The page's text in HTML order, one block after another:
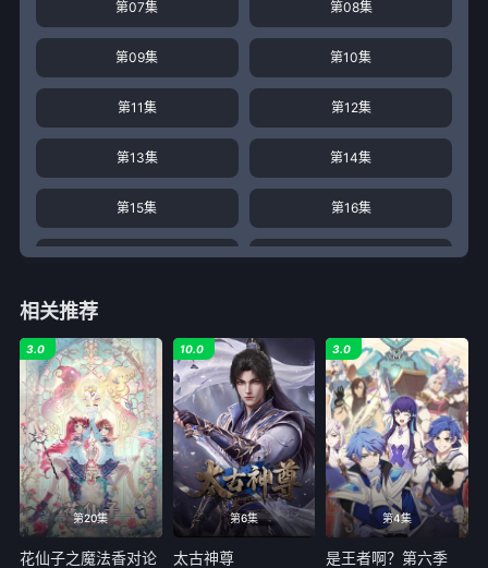
第07集 第08集
第09集 第10集
第11集 第12集
第13集 第14集
第15集 第16集
第17集 第18集
第21集 第22集
第23集 第24集
第25集 第26集
第27集 第28集
第29集 第30集
相关推荐
第20集
3.0
花仙子之魔法香对论
第6集
10.0
太古神尊
第4集
3.0
是王者啊？第六季